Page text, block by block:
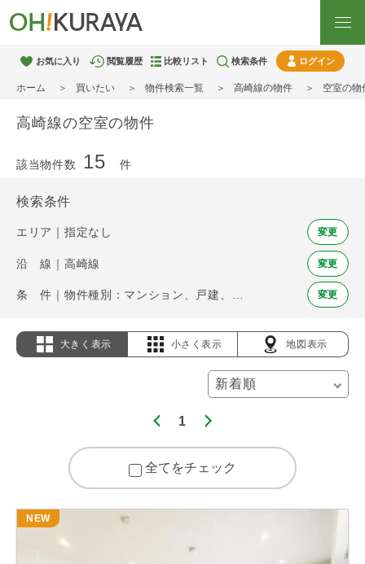
お気に入り 閲覧履歴 比較リスト 検索条件 ログイン
ホーム 買いたい 物件検索一覧 高崎線の物件 空室の物
高崎線の空室の物件
該当物件数 15 件
検索条件
エリア｜指定なし 変更
沿 線｜高崎線 変更
変更
大きく表示 小さく表示 地図表示
1
全てをチェック
NEW